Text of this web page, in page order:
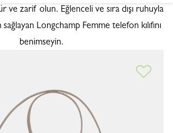
ve zarif olun. Eğlenceli ve sıra dışı ruhuyla
Longchamp Femme telefon kılıfını
benimseyin.